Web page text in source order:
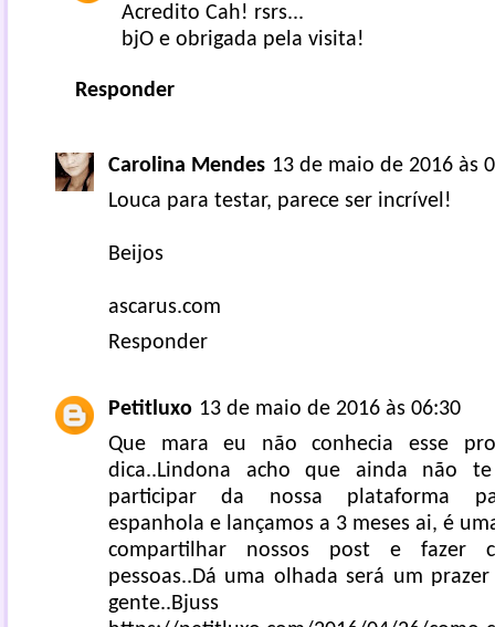
Acredito Cah! rsrs...
bjO e obrigada pela visita!
Responder
Carolina Mendes 13 de maio de 2016 às
Louca para testar, parece ser incrível!
Beijos
ascarus.com
Responder
Petitluxo 13 de maio de 2016 às 06:30
Que mara eu não conhecia esse
dica..Lindona acho que ainda não
participar da nossa plataforma
espanhola e lançamos a 3 meses ai, é
compartilhar nossos post e fazer
pessoas..Dá uma olhada será um
gente..Bjuss